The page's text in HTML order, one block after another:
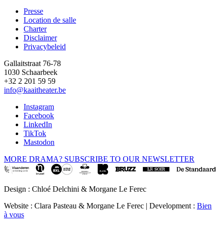
Footer
Presse
Location de salle
Charter
Disclaimer
Privacybeleid
Gallaitstraat 76-78
1030 Schaarbeek
+32 2 201 59 59
info@kaaitheater.be
Instagram
Facebook
LinkedIn
TikTok
Mastodon
MORE DRAMA? SUBSCRIBE TO OUR NEWSLETTER
Design : Chloé Delchini & Morgane Le Ferec
Website : Clara Pasteau & Morgane Le Ferec | Development : Bien
à vous